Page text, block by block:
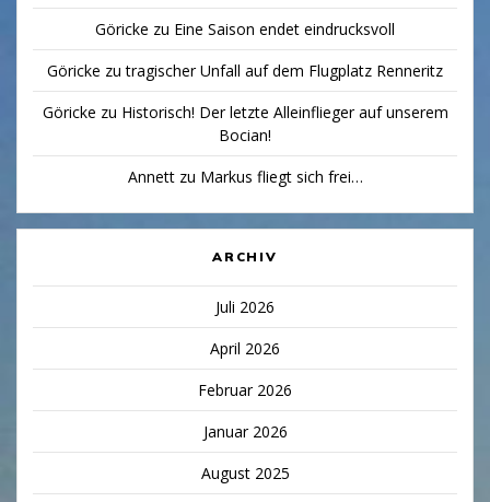
Göricke zu Eine Saison endet eindrucksvoll
Göricke zutragischer Unfall auf dem Flugplatz Renneritz
Göricke zu Historisch! Der letzte Alleinflieger auf unserem
Bocian!
Annettzu Markus fliegt sich frei…
ARCHIV
Juli 2026
April 2026
Februar 2026
Januar 2026
August 2025